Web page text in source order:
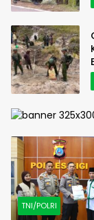
TNI/POLRI